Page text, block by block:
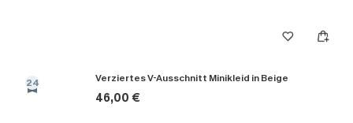
24 Verziertes V-Ausschnitt Minikleid in Beige
46,00 €